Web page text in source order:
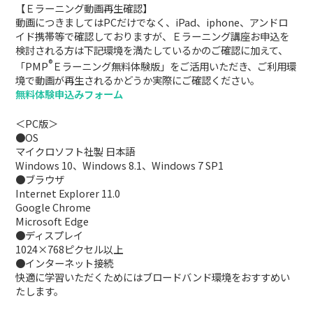
【Ｅラーニング動画再生確認】
動画につきましてはPCだけでなく、iPad、iphone、アンドロ
イド携帯等で確認しておりますが、Ｅラーニング講座お申込を
検討される方は下記環境を満たしているかのご確認に加えて、
「PMP® Ｅラーニング無料体験版」をご活用いただき、ご利用環
境で動画が再生されるかどうか実際にご確認ください。
無料体験申込みフォーム
＜PC版＞
●OS
マイクロソフト社製 日本語
Windows 10、Windows 8.1、Windows 7 SP1
●ブラウザ
Internet Explorer 11.0
Google Chrome
Microsoft Edge
●ディスプレイ
1024×768ピクセル以上
●インターネット接続
快適に学習いただくためにはブロードバンド環境をおすすめい
たします。